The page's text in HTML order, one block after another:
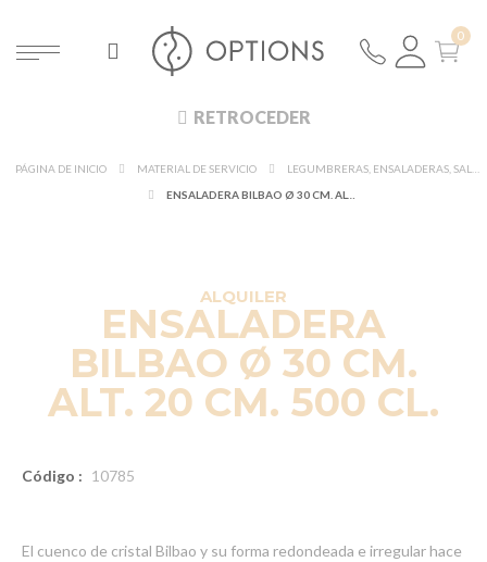
RETROCEDER
PÁGINA DE INICIO MATERIAL DE SERVICIO
ALQUILER
ENSALADERA
BILBAO Ø 30 CM.
ALT. 20 CM. 500 CL.
Código : 10785
El cuenco de cristal Bilbao y su forma redondeada e irregular hace